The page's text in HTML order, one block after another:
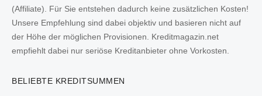
(Affiliate). Für Sie entstehen dadurch keine zusätzlichen Kosten!
Unsere Empfehlung sind dabei objektiv und basieren nicht auf
der Höhe der möglichen Provisionen. Kreditmagazin.net
empfiehlt dabei nur seriöse Kreditanbieter ohne Vorkosten.
BELIEBTE KREDITSUMMEN